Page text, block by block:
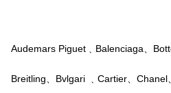
Audemars Piguet﹑Balenciaga、
Breitling、Bvlgari ﹑Cartier、Chanel